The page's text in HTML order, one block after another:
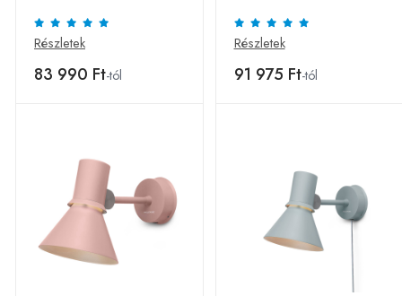
dugóval, zöld
Részletek
83 990 Ft-tól
ködszürke
Részletek
91 975 Ft-tól